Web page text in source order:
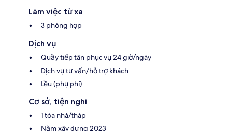
Làm việc từ xa
3 phòng họp
Dịch vụ
Quầy tiếp tân phục vụ 24 giờ/ngày
Dịch vụ tư vấn/hỗ trợ khách
Lều (phụ phí)
Cơ sở, tiện nghi
1 tòa nhà/tháp
Năm xây dựng 2023